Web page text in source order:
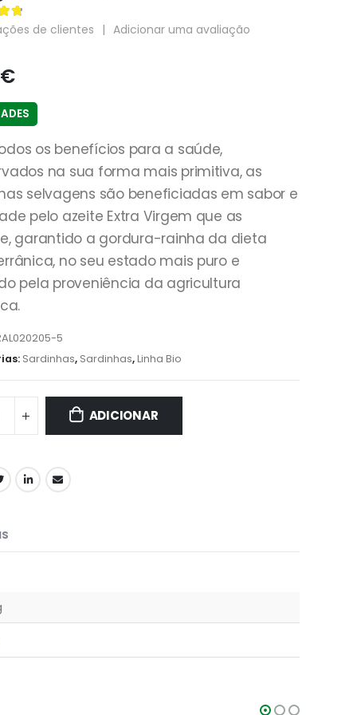
de clientes | Adicionar uma avaliação
€
os benefícios para a saúde,
na sua forma mais primitiva, as
selvagens são beneficiadas em sabor e
pelo azeite Extra Virgem que as
garantido a gordura-rainha da dieta
no seu estado mais puro e
pela proveniência da agricultura
5
Sardinhas, Sardinhas,Linha Bio
ADICIONAR